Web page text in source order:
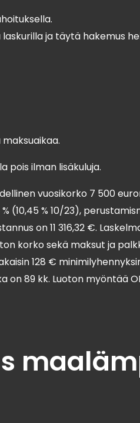
ja täytä hakemus
pois ilman lisäkuluja.
vuosikorko 7 500
(10,45 % 10/23),
on 11 316,32 €.
korko sekä maksut ja
128 €
on 89 kk. Luoton myöntää